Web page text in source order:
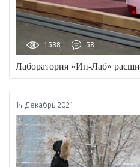
1538 58
Лаборатория «Ин-Лаб»
14 Декабрь 2021